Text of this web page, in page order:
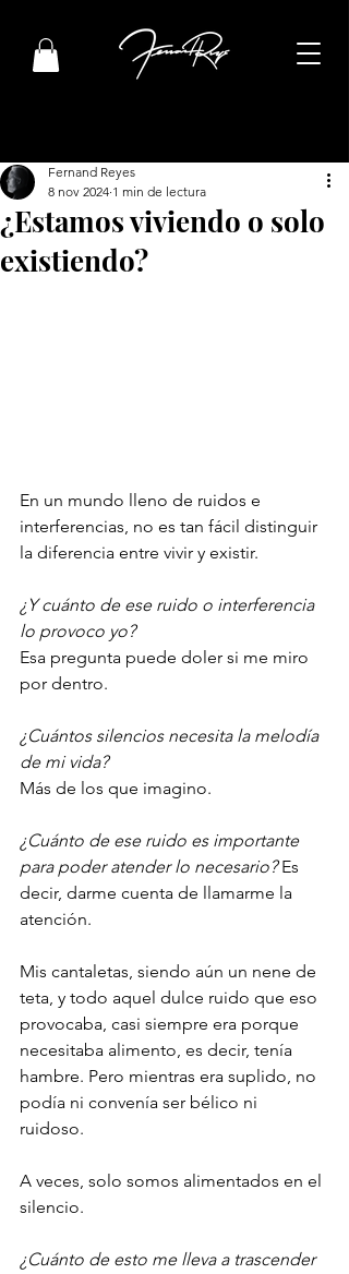
¿Estamos viviendo o solo
existiendo?
Fernand Reyes
8 nov 2024 1 min de lectura
En un mundo lleno de ruidos e
interferencias, no es tan fácil distinguir
la diferencia entre vivir y existir.
¿Y cuánto de ese ruido o interferencia
lo provoco yo?
Esa pregunta puede doler si me miro
por dentro.
¿Cuántos silencios necesita la melodía
de mi vida?
Más de los que imagino.
¿Cuánto de ese ruido es importante
para poder atender lo necesario? Es
decir, darme cuenta de llamarme la
atención.
Mis cantaletas, siendo aún un nene de
teta, y todo aquel dulce ruido que eso
provocaba, casi siempre era porque
necesitaba alimento, es decir, tenía
hambre. Pero mientras era suplido, no
podía ni convenía ser bélico ni
ruidoso.
A veces, solo somos alimentados en el
silencio.
¿Cuánto de esto me lleva a trascender